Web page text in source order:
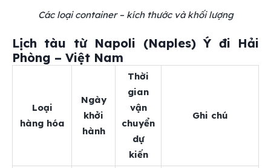
Các loại container – kích thước và khối lượng
Lịch tàu từ Napoli (Naples) Ý đi Hải
Phòng – Việt Nam
Loại
hàng hóa
Ngày
khởi
hành
Thời
gian
vận
chuyển
dự
kiến
Ghi chú